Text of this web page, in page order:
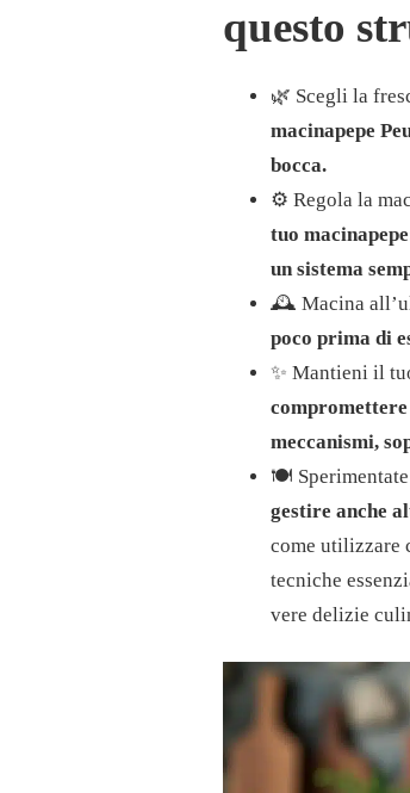
questo
🌿 Scegli la
macinapepe
bocca.
⚙️ Regola la
tuo
un sistema
🕰️ Macina
poco prima di
✨ Mantieni il
meccanismi,
🍽️
gestire anche
come utilizzare
tecniche
vere delizie